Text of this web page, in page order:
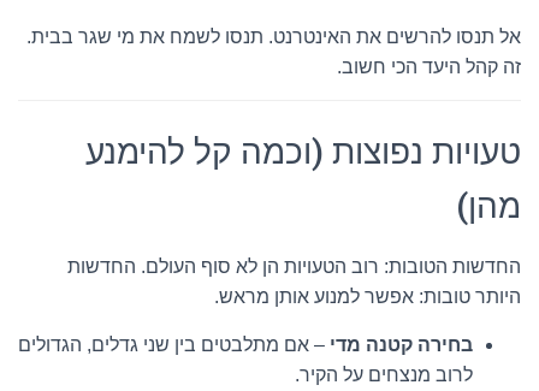
אל תנסו להרשים את האינטרנט. תנסו לשמח את מי שגר בבית.
זה קהל היעד הכי חשוב.
טעויות נפוצות (וכמה קל להימנע
מהן)
החדשות הטובות: רוב הטעויות הן לא סוף העולם. החדשות
היותר טובות: אפשר למנוע אותן מראש.
בחירה קטנה מדי – אם מתלבטים בין שני גדלים, הגדולים
לרוב מנצחים על הקיר.